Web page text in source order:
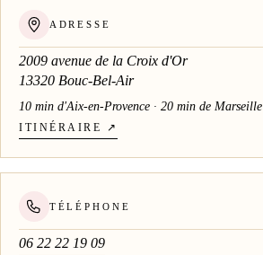
ADRESSE
2009 avenue de la Croix d'Or
13320 Bouc-Bel-Air
10 min d'Aix-en-Provence · 20 min de Marseille
ITINÉRAIRE ↗
TÉLÉPHONE
06 22 22 19 09